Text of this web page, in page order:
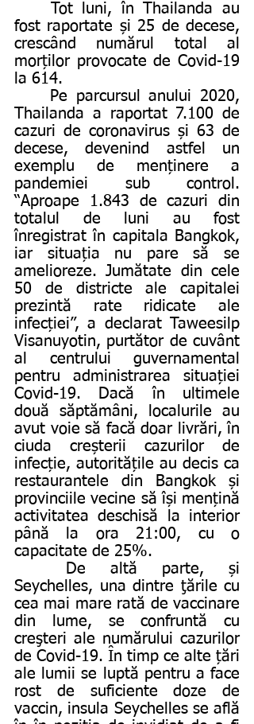
fost raportate și 25 de decese,
crescând numărul total al
morților provocate de Covid-19
la 614.
Thailanda a raportat 7.100 de
cazuri de coronavirus și 63 de
decese, devenind astfel un
exemplu de menținere a
pandemiei sub control.
“Aproape 1.843 de cazuri din
totalul de luni au fost
înregistrat în capitala Bangkok,
iar situația nu pare să se
amelioreze. Jumătate din cele
50 de districte ale capitalei
prezintă rate ridicate ale
infecției”, a declarat Taweesilp
Visanuyotin, purtător de cuvânt
al centrului guvernamental
pentru administrarea situației
Covid-19. Dacă în ultimele
două săptămâni, localurile au
avut voie să facă doar livrări, în
ciuda creșterii cazurilor de
infecție, autoritățile au decis ca
restaurantele din Bangkok și
provinciile vecine să își mențină
activitatea deschisă la interior
până la ora 21:00, cu o
capacitate de 25%.
Seychelles, una dintre ţările cu
cea mai mare rată de vaccinare
din lume, se confruntă cu
creşteri ale numărului cazurilor
de Covid-19. În timp ce alte țări
ale lumii se luptă pentru a face
rost de suficiente doze de
vaccin, insula Seychelles se află